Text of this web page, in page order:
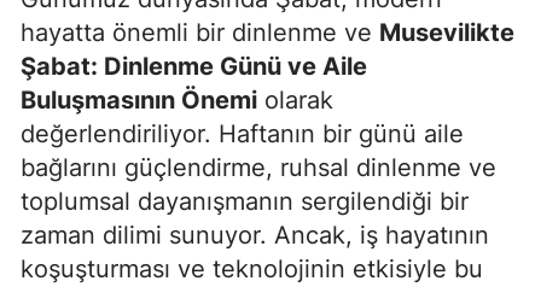
hayatta önemli bir dinlenme ve Musevilikte
Şabat: Dinlenme Günü ve Aile
Buluşmasının Önemi olarak
değerlendiriliyor. Haftanın bir günü aile
bağlarını güçlendirme, ruhsal dinlenme ve
toplumsal dayanışmanın sergilendiği bir
zaman dilimi sunuyor. Ancak, iş hayatının
koşuşturması ve teknolojinin etkisiyle bu